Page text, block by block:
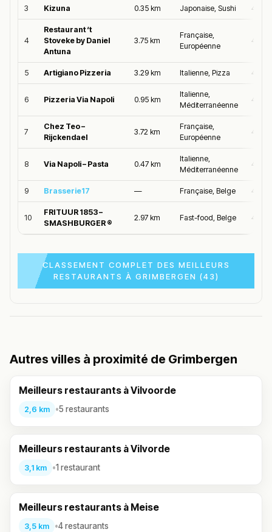
3 Kizuna 0.35 km Japonaise, Sushi 4.9/5
4
Restaurant ‘t
Stoveke by Daniel
Antuna
3.75 km
Française,
Européenne
4.7/5
5 Artigiano Pizzeria 3.29 km Italienne, Pizza 4.7/5
6 Pizzeria Via Napoli 0.95 km
Italienne,
Méditerranéenne
4.6/5
7
Chez Teo –
Rijckendael
3.72 km
Française,
Européenne
4.6/5
8 Via Napoli – Pasta 0.47 km
Italienne,
Méditerranéenne
4.6/5
9 Brasserie17 — Française, Belge 4.6/5
10
FRITUUR 1853 –
SMASHBURGER ®
2.97 km Fast-food, Belge 4.6/5
CLASSEMENT COMPLET DES MEILLEURS
RESTAURANTS À GRIMBERGEN (43)
Autres villes à proximité de Grimbergen
Meilleurs restaurants à Vilvoorde
2,6 km •5 restaurants
Meilleurs restaurants à Vilvorde
3,1 km •1 restaurant
Meilleurs restaurants à Meise
3,5 km •4 restaurants